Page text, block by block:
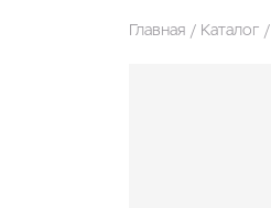
Главная Каталог